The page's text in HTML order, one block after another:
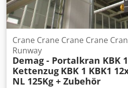
Crane Crane Crane Crane
Runway
Demag - Portalkran KBK
Kettenzug KBK 1 KBK1
NL 125Kg + Zubehör